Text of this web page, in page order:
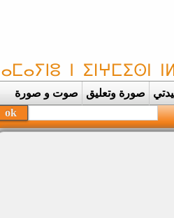
صورة وتعليق صوت و صورة